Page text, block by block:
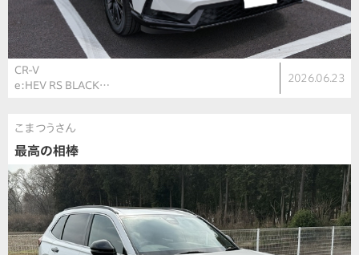
CR-V
e:HEV RS BLACK…
2026.06.23
こまつうさん
最高の相棒